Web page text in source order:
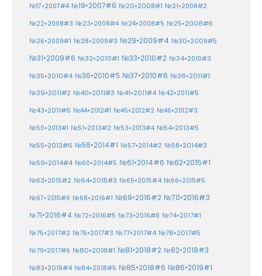
№17•2007#4 №19•2007#6 №20•2008#1 №21•2008#2
№22•2008#3 №23•2008#4 №24•2008#5 №25•2008#6
№26•2009#1 №28•2009#3 №29•2009#4 №30•2009#5
№31•2009#6 №32•2010#1 №33•2010#2 №34•2010#3
№35•2010#4 №36•2010#5 №37•2010#6 №38•2011#1
№39•2011#2 №40•2011#3 №41•2011#4 №42•2011#5
№43•2011#6 №44•2012#1 №45•2012#2 №46•2012#3
№50•2013#1 №51•2013#2 №53•2013#4 №54•2013#5
№55•2013#6 №56•2014#1 №57•2014#2 №58•2014#3
№59•2014#4 №60•2014#5 №61•2014#6 №62•2015#1
№63•2015#2 №64•2015#3 №65•2015#4 №66•2015#5
№67•2015#6 №68•2016#1 №69•2016#2 №70•2016#3
№71•2016#4 №72•2016#5 №73•2016#6 №74•2017#1
№75•2017#2 №76•2017#3 №77•2017#4 №78•2017#5
№79•2017#6 №80•2018#1 №81•2018#2 №82•2018#3
№83•2018#4 №84•2018#5 №85•2018#6 №86•2019#1